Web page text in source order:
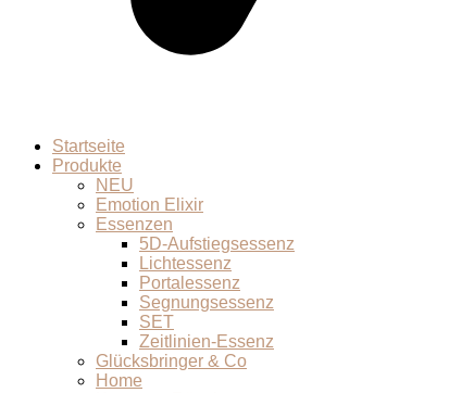
Startseite
Produkte
NEU
Emotion Elixir
Essenzen
5D-Aufstiegsessenz
Lichtessenz
Portalessenz
Segnungsessenz
SET
Zeitlinien-Essenz
Glücksbringer & Co
Home